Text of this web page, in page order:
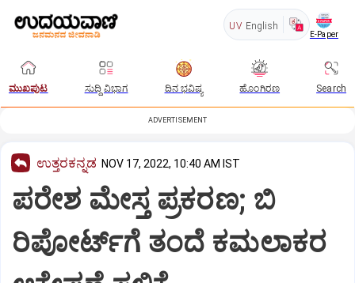
UV English
E-Paper
ಮುಖಪುಟ ಸುದ್ದಿ ವಿಭಾಗ ದಿನ ಭವಿಷ್ಯ ಹೊಂಗಿರಣ Search
ADVERTISEMENT
ಉತ್ತರಕನ್ನಡ NOV 17, 2022, 10:40 AM IST
ಪರೇಶ ಮೇಸ್ತ ಪ್ರಕರಣ; ಬಿ
ರಿಪೋರ್ಟ್‌ಗೆ ತಂದೆ ಕಮಲಾಕರ